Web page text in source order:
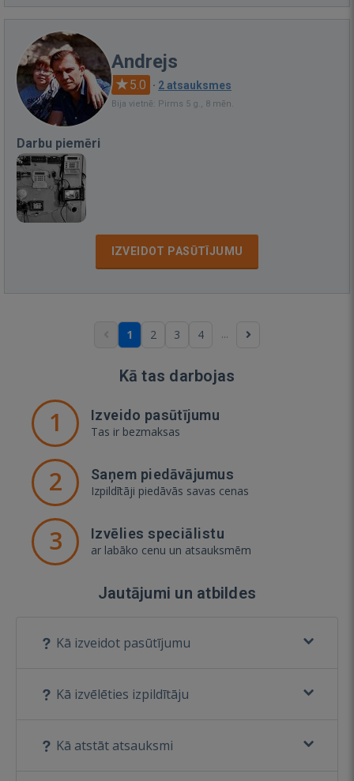
Andrejs
5.0 · 2 atsauksmes
Bija vietnē: Pirms 5 g., 8 mēn.
Darbu piemēri
IZVEIDOT PASŪTĪJUMU
1 2 3 4 ...
Kā tas darbojas
1 Izveido pasūtījumu
Tas ir bezmaksas
2 Saņem piedāvājumus
Izpildītāji piedāvās savas cenas
3 Izvēlies speciālistu
ar labāko cenu un atsauksmēm
Jautājumi un atbildes
Kā izveidot pasūtījumu
Kā izvēlēties izpildītāju
Kā atstāt atsauksmi